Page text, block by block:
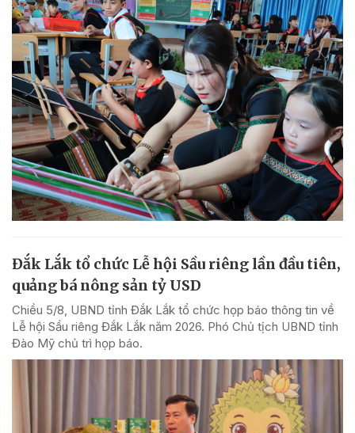
Đắk Lắk tổ chức Lễ hội Sầu riêng lần đầu tiên,
quảng bá nông sản tỷ USD
Chiều 5/8, UBND tỉnh Đắk Lắk tổ chức họp báo thông tin về
Lễ hội Sầu riêng Đắk Lắk năm 2026. Phó Chủ tịch UBND tỉnh
Đào Mỹ chủ trì họp báo.